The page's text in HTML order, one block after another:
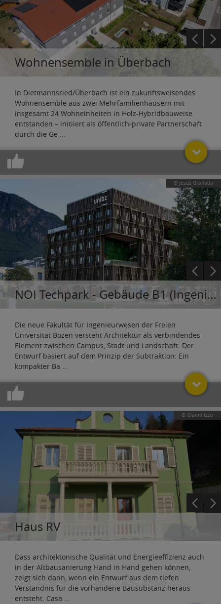
Wohnensemble in Überbach
In Dietmannsried/Überbach ist ein zukunftsweisendes
Wohnensemble aus zwei Mehrfamilienhäusern mit
insgesamt 24 Wohneinheiten in Holz-Hybridbauweise
entstanden – initiiert als öffentlich-private Partnerschaft
durch die Ge
© Jesus Granada
NOI Techpark - Gebäude B1 (Ingenieursfakultät der Unibz)
Die neue Fakultät für Ingenieurwesen der Freien
Universität Bozen versteht Architektur als verbindendes
Element zwischen Campus, Stadt und Landschaft. Der
Entwurf basiert auf dem Prinzip der Subtraktion: Ein
kompakter Ba ...
© Gianni Izzo
Haus RV
Dass architektonische Qualität und Energieeffizienz auch
in der Altbausanierung Hand in Hand gehen können,
zeigt sich dann, wenn ein Entwurf aus dem tiefen
Verständnis für die vorhandene Bausubstanz heraus
entsteht. Casa ...